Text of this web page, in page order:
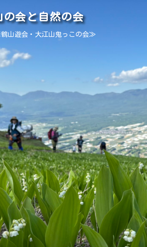
会と自然の会
山遊会・大江山鬼っこの会≫